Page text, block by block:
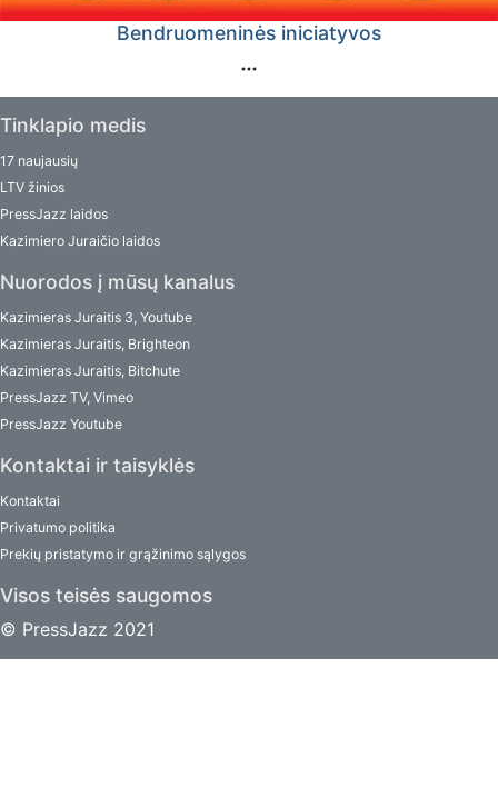
Bendruomeninės iniciatyvos
Tinklapio medis
17 naujausių
LTV žinios
PressJazz laidos
Kazimiero Juraičio laidos
Nuorodos į mūsų kanalus
Kazimieras Juraitis 3, Youtube
Kazimieras Juraitis, Brighteon
Kazimieras Juraitis, Bitchute
PressJazz TV, Vimeo
PressJazz Youtube
Kontaktai ir taisyklės
Kontaktai
Privatumo politika
Prekių pristatymo ir grąžinimo sąlygos
Visos teisės saugomos
© PressJazz 2021